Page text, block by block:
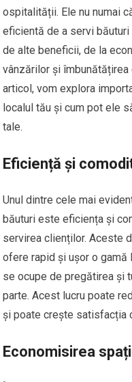
ospitalității. Ele nu numai
eficientă de a servi
de alte beneficii, de la
vânzărilor și
articol, vom explora
localul tău și cum pot ele
tale.
Eficiență și
Unul dintre cele mai
băuturi este eficiența și
servirea clienților. Aceste
ofere rapid și ușor o
se ocupe de pregătirea și
parte. Acest lucru poate
și poate crește satisfacția
Economisirea